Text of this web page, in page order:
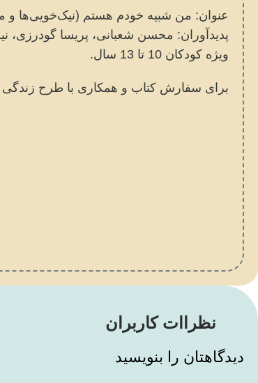
عنوان: من شبیه خودم هستم (نیک‌خویی‌ها
پدیدآوران: محسن شعبانی، پریسا گودرزی،
ویژه کودکان 10 تا 13 سال.
برای سفارش کتاب و همکاری با طرح زندگی خوب با شماره‌
نظراات کاربران
دیدگاهتان را بنویسید